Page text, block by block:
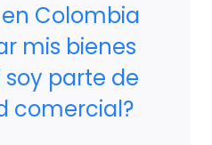
Colombia
mis bienes
soy parte de
comercial?